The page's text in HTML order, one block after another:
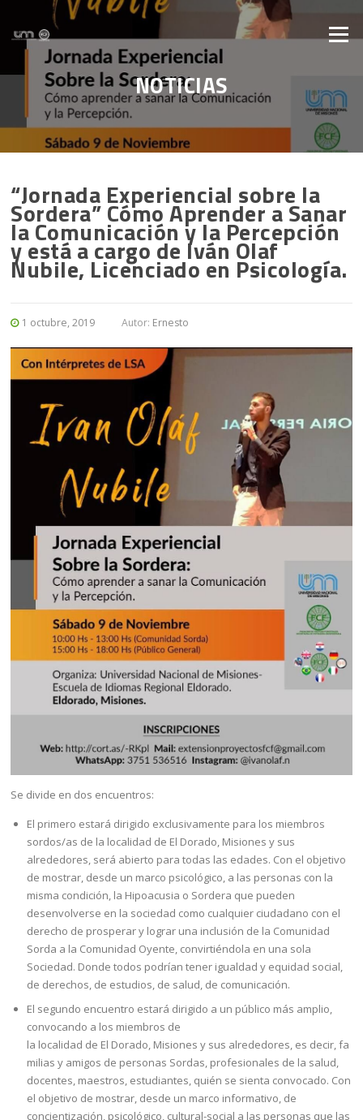
Saltar al contenido
Menú
NOTICIAS
“Jornada Experiencial sobre la
Sordera” Cómo Aprender a Sanar
la Comunicación y la Percepción
y está a cargo de Iván Olaf
Nubile, Licenciado en Psicología.
1 octubre, 2019 Autor: Ernesto
Se divide en dos encuentros:
El primero estará dirigido exclusivamente para los miembros
sordos/as de la localidad de El Dorado, Misiones y sus
alrededores, será abierto para todas las edades. Con el objetivo
de mostrar, desde un marco psicológico, a las personas con la
misma condición, la Hipoacusia o Sordera que pueden
desenvolverse en la sociedad como cualquier ciudadano con el
derecho de prosperar y lograr una inclusión de la Comunidad
Sorda a la Comunidad Oyente, convirtiéndola en una sola
Sociedad. Donde todos podrían tener igualdad y equidad social,
de derechos, de estudios, de salud, de comunicación.
El segundo encuentro estará dirigido a un público más amplio,
convocando a los miembros de
la localidad de El Dorado, Misiones y sus alrededores, es decir, fa
milias y amigos de personas Sordas, profesionales de la salud,
docentes, maestros, estudiantes, quién se sienta convocado. Con
el objetivo de mostrar, desde un marco informativo, de
concientización, psicológico, cultural-social a las personas que las